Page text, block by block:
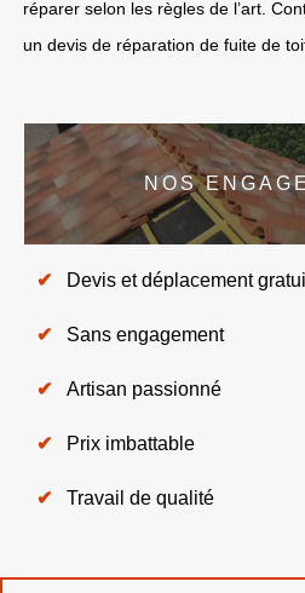
réparer selon les règles de l’art.
un devis de réparation de fuite de
NOS
Devis et déplacement
Sans engagement
Artisan passionné
Prix imbattable
Travail de qualité